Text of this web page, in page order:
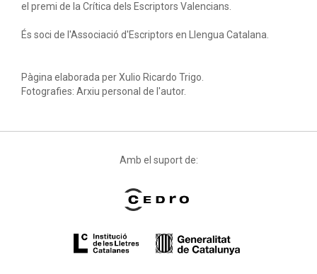
el premi de la Crítica dels Escriptors Valencians.
És soci de l'Associació d'Escriptors en Llengua Catalana.
Pàgina elaborada per Xulio Ricardo Trigo.
Fotografies: Arxiu personal de l'autor.
Amb el suport de: